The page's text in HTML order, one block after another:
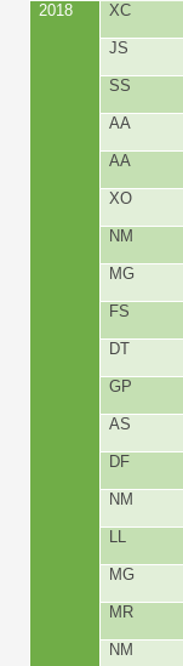
2018
XC
JS
SS
AA
AA
XO
NM
MG
FS
DT
GP
AS
DF
NM
LL
MG
MR
NM